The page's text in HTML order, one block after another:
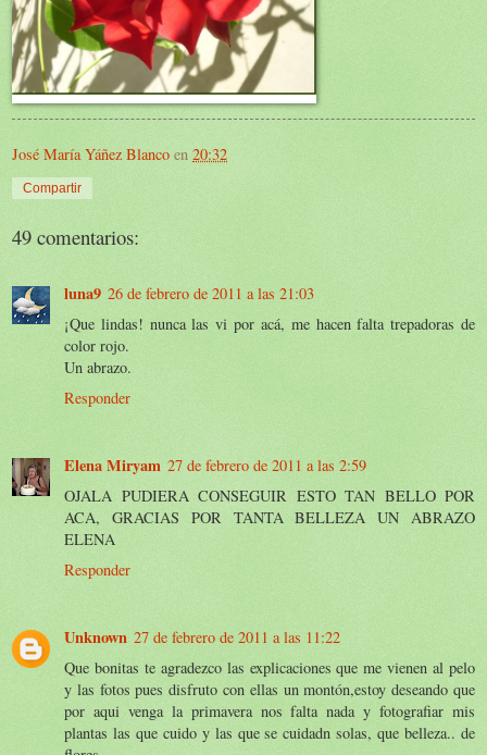
José María Yáñez Blanco en 20:32
Compartir
49 comentarios:
luna9 26 de febrero de 2011 a las 21:03
¡Que lindas! nunca las vi por acá, me hacen falta trepadoras de
color rojo.
Un abrazo.
Responder
Elena Miryam 27 de febrero de 2011 a las 2:59
OJALA PUDIERA CONSEGUIR ESTO TAN BELLO POR
ACA, GRACIAS POR TANTA BELLEZA UN ABRAZO
ELENA
Responder
Unknown 27 de febrero de 2011 a las 11:22
Que bonitas te agradezco las explicaciones que me vienen al pelo
y las fotos pues disfruto con ellas un montón,estoy deseando que
por aqui venga la primavera nos falta nada y fotografiar mis
plantas las que cuido y las que se cuidadn solas, que belleza.. de